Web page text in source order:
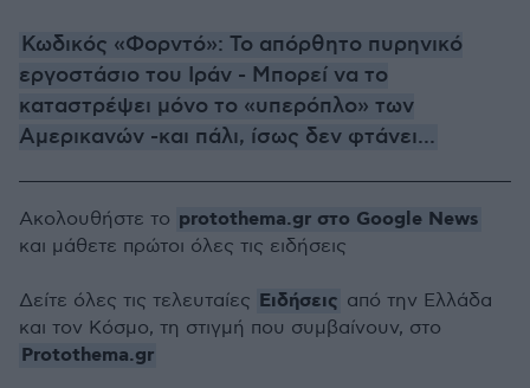
Κωδικός «Φορντό»: Το απόρθητο πυρηνικό
εργοστάσιο του Ιράν - Μπορεί να το
καταστρέψει μόνο το «υπερόπλο» των
Αμερικανών -και πάλι, ίσως δεν φτάνει...
Ακολουθήστε το protothema.gr στο Google News
και μάθετε πρώτοι όλες τις ειδήσεις
Δείτε όλες τις τελευταίες Ειδήσεις από την Ελλάδα
και τον Κόσμο, τη στιγμή που συμβαίνουν, στο
Protothema.gr